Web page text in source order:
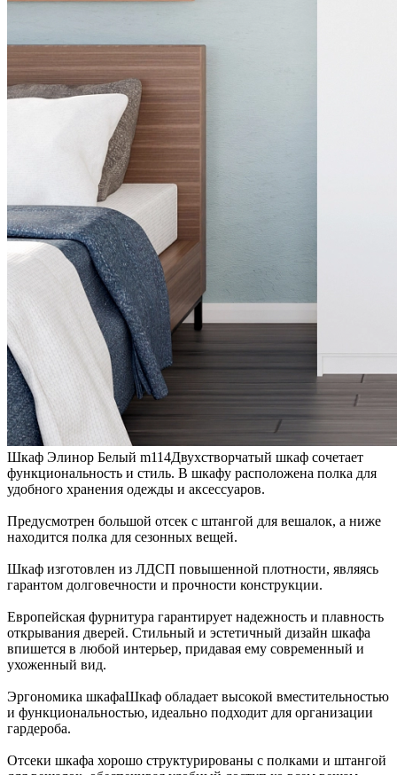
Шкаф Элинор Белый m114Двухстворчатый шкаф сочетает
функциональность и стиль. В шкафу расположена полка для
удобного хранения одежды и аксессуаров.
Предусмотрен большой отсек с штангой для вешалок, а ниже
находится полка для сезонных вещей.
Шкаф изготовлен из ЛДСП повышенной плотности, являясь
гарантом долговечности и прочности конструкции.
Европейская фурнитура гарантирует надежность и плавность
открывания дверей. Стильный и эстетичный дизайн шкафа
впишется в любой интерьер, придавая ему современный и
ухоженный вид.
Эргономика шкафаШкаф обладает высокой вместительностью
и функциональностью, идеально подходит для организации
гардероба.
Отсеки шкафа хорошо структурированы с полками и штангой